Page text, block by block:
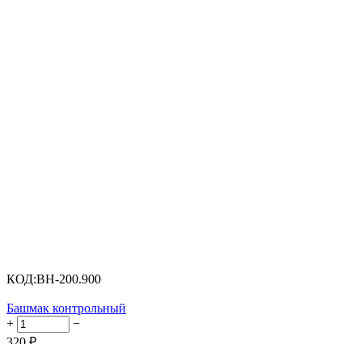
КОД:BH-200.900
Башмак контрольный
+
−